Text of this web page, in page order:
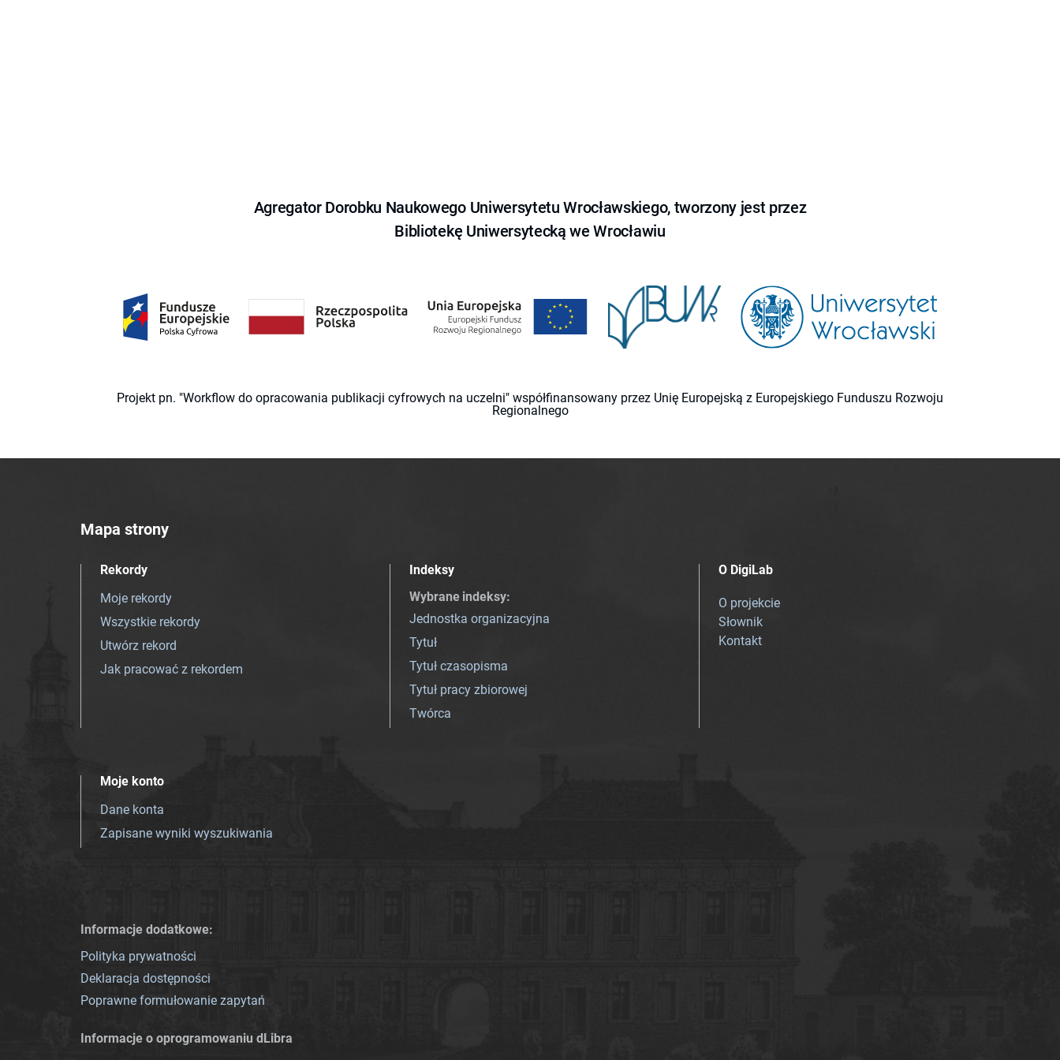
Agregator Dorobku Naukowego Uniwersytetu Wrocławskiego, tworzony jest przez
Bibliotekę Uniwersytecką we Wrocławiu
Projekt pn. "Workflow do opracowania publikacji cyfrowych na uczelni" współfinansowany przez Unię Europejską z Europejskiego Funduszu Rozwoju
Regionalnego
Mapa strony
Rekordy
Moje rekordy
Wszystkie rekordy
Utwórz rekord
Jak pracować z rekordem
Indeksy
Wybrane indeksy:
Jednostka organizacyjna
Tytuł
Tytuł czasopisma
Tytuł pracy zbiorowej
Twórca
O DigiLab
O projekcie
Słownik
Kontakt
Moje konto
Dane konta
Zapisane wyniki wyszukiwania
Informacje dodatkowe:
Polityka prywatności
Deklaracja dostępności
Poprawne formułowanie zapytań
Informacje o oprogramowaniu dLibra